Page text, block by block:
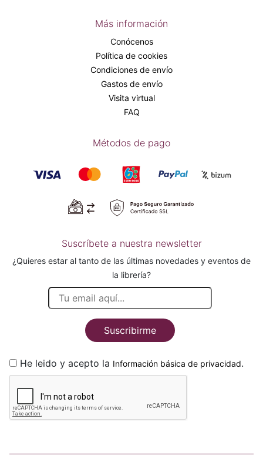
Más información
Conócenos
Política de cookies
Condiciones de envío
Gastos de envío
Visita virtual
FAQ
Métodos de pago
Suscríbete a nuestra newsletter
¿Quieres estar al tanto de las últimas novedades y eventos de
la librería?
Suscribirme
He leido y acepto la Información básica de privacidad.